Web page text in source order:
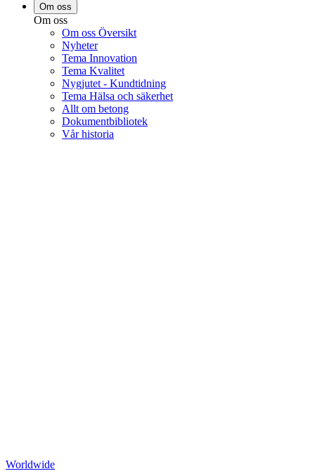
Om oss
Om oss
Om oss Översikt
Nyheter
Tema Innovation
Tema Kvalitet
Nygjutet - Kundtidning
Tema Hälsa och säkerhet
Allt om betong
Dokumentbibliotek
Vår historia
Worldwide